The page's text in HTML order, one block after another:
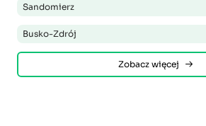
Sandomierz
Busko-Zdrój
Zobacz więcej